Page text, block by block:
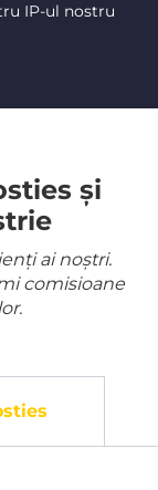
IP-ul nostru
și
ai noștri.
comisioane